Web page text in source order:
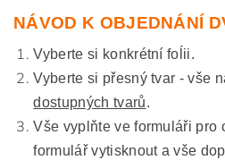
NÁVOD K OBJEDNÁNÍ
Vyberte si konkrétní foĺii.
Vyberte si přesný tvar - vše
dostupných tvarů.
Vše vyplňte ve formuláři pro
formulář vytisknout a vše